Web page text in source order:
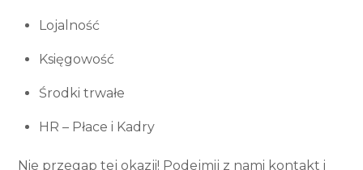
Lojalność
Księgowość
Środki trwałe
HR – Płace i Kadry
Nie przegap tej okazji! Podejmij z nami kontakt i